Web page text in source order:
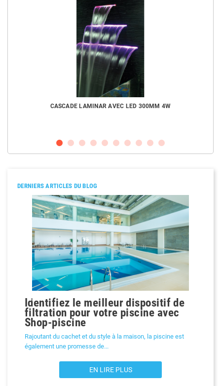
CASCADE LAMINAR AVEC LED 300MM 4W
DERNIERS ARTICLES DU BLOG
Identifiez le meilleur dispositif de
filtration pour votre piscine avec
Shop-piscine
Rajoutant du cachet et du style à la maison, la piscine est
également une promesse de...
EN LIRE PLUS